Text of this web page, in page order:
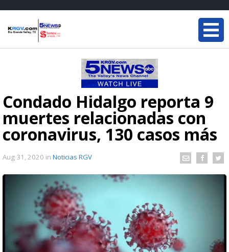
Condado Hidalgo reporta 9
muertes relacionadas con
coronavirus, 130 casos más
Aug 31, 2020 in Noticias RGV